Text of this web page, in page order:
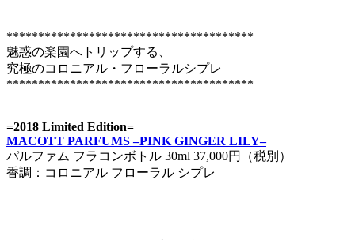
***************************************
魅惑の楽園へトリップする、
究極のコロニアル・フローラルシプレ
***************************************
=2018 Limited Edition=
MACOTT PARFUMS –PINK GINGER LILY–
パルファム フラコンボトル 30ml 37,000円（税別）
香調：コロニアル フローラル シプレ